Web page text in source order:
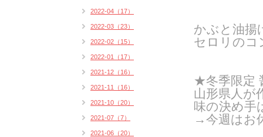
かぶと油揚
セロリのコ
★冬季限定
山形県人が
味の決め手
→今週はお
2022-04（17）
2022-03（23）
2022-02（15）
2022-01（17）
2021-12（16）
2021-11（16）
2021-10（20）
2021-07（7）
2021-06（20）